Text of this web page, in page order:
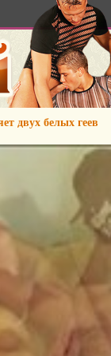
двух белых геев